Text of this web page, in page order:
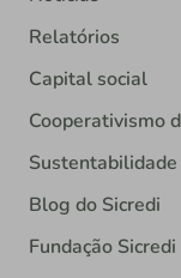
Relatórios
Capital social
Cooperativismo
Sustentabilidade
Blog do Sicredi
Fundação Sicredi